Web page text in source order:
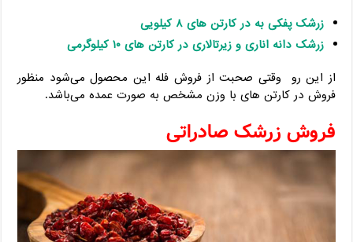
زرشک پفکی به در کارتن های ۸ کیلویی
زرشک دانه اناری و زیرتالاری در کارتن های ۱۰ کیلوگرمی
از این رو وقتی صحبت از فروش فله این محصول می‌شود منظور
فروش در کارتن‌ های با وزن مشخص به صورت عمده می‌باشد.
فروش زرشک صادراتی